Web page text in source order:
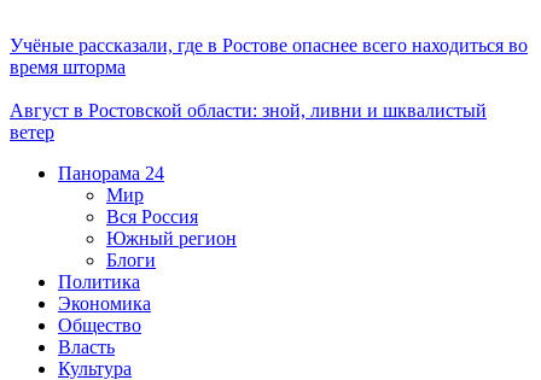
Учёные рассказали, где в Ростове опаснее всего находиться во
время шторма
Август в Ростовской области: зной, ливни и шквалистый
ветер
Панорама 24
Мир
Вся Россия
Южный регион
Блоги
Политика
Экономика
Общество
Власть
Культура